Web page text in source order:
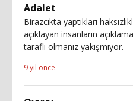
Adalet
Birazcıkta yaptıkları
açıklayan insanların
taraflı olmanız yakışmıyor.
9 yıl önce